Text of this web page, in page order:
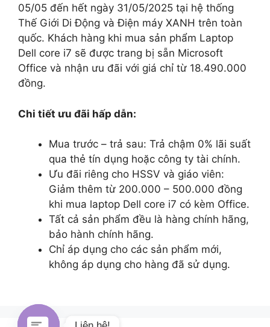
05/05 đến hết ngày 31/05/2025 tại hệ thống
Thế Giới Di Động và Điện máy XANH trên toàn
quốc. Khách hàng khi mua sản phẩm Laptop
Dell core i7 sẽ được trang bị sẵn Microsoft
Office và nhận ưu đãi với giá chỉ từ 18.490.000
đồng.
Chi tiết ưu đãi hấp dẫn:
Mua trước – trả sau: Trả chậm 0% lãi suất
qua thẻ tín dụng hoặc công ty tài chính.
Ưu đãi riêng cho HSSV và giáo viên:
Giảm thêm từ 200.000 – 500.000 đồng
khi mua laptop Dell core i7 có kèm Office.
Tất cả sản phẩm đều là hàng chính hãng,
bảo hành chính hãng.
Chỉ áp dụng cho các sản phẩm mới,
không áp dụng cho hàng đã sử dụng.